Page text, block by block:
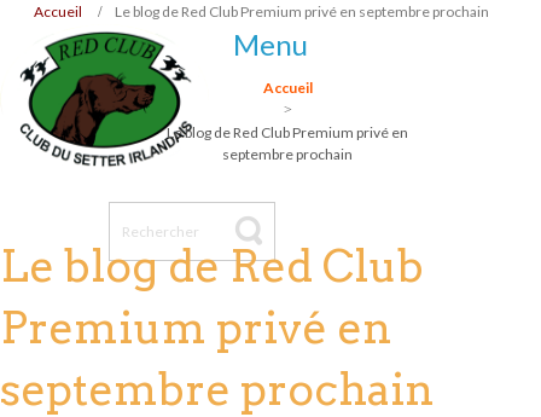
Accueil Le blog de Red Club Premium privé en septembre prochain
Menu
Accueil
Le blog de Red Club Premium privé en
septembre prochain
Le blog de Red Club
Premium privé en
septembre prochain